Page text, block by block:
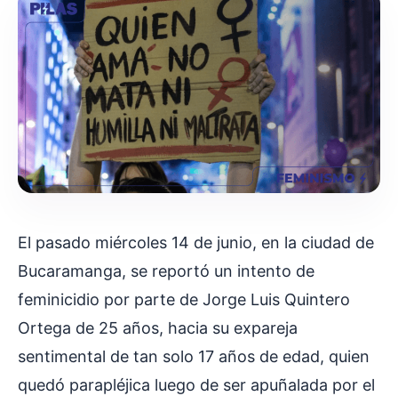
El pasado miércoles 14 de junio, en la ciudad de
Bucaramanga, se reportó un intento de
feminicidio por parte de Jorge Luis Quintero
Ortega de 25 años, hacia su expareja
sentimental de tan solo 17 años de edad, quien
quedó parapléjica luego de ser apuñalada por el